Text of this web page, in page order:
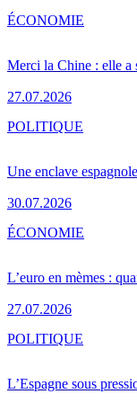
Merci la Chine : elle a
27.07.2026
ÉCONOMIE
Une enclave
30.07.2026
POLITIQUE
L’euro en mèmes :
27.07.2026
ÉCONOMIE
L’Espagne sous
POLITIQUE